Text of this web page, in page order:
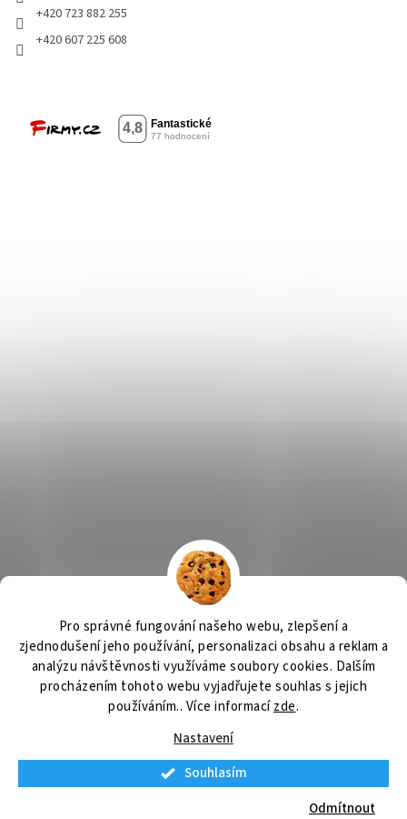
Pro správné fungování našeho webu, zlepšení a
zjednodušení jeho používání, personalizaci obsahu a reklam a
analýzu návštěvnosti využíváme soubory cookies. Dalším
procházením tohoto webu vyjadřujete souhlas s jejich
používáním.. Více informacízde.
Nastavení
Odmítnout
Souhlasím
+420 723 882 255
+420 607 225 608
Výčepní zařízení, chlazení na pivo, chlazení piva OSMO CZ
Barvy Příbram Obchodní podmínky GDPR
Vytvořil Shoptet
Výčepní zařízení. Všechna práva vyhrazena.